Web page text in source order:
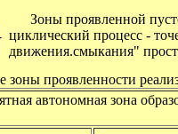
Зоны проявленной
циклический процесс -
движения.смыкания"
зоны проявленности
автономная зона